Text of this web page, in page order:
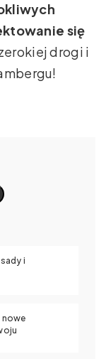
się
drogi i
i
nowe